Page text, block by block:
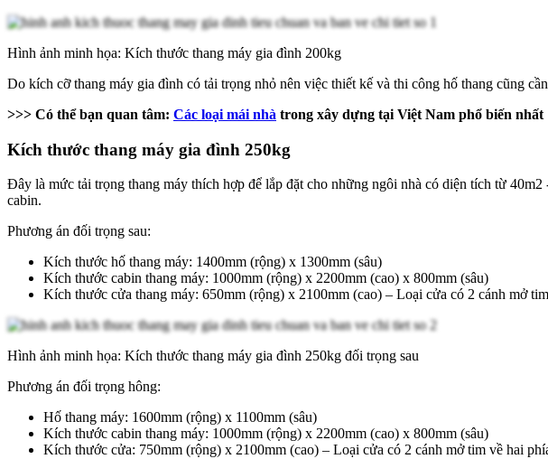
Hình ảnh minh họa: Kích thước thang máy gia đình 200kg
Do kích cỡ thang máy gia đình có tải trọng nhỏ nên việc thiết kế và thi công hố thang cũng
>>> Có thể bạn quan tâm: Các loại mái nhà trong xây dựng tại Việt Nam phổ biến nhất
Kích thước thang máy gia đình 250kg
Đây là mức tải trọng thang máy thích hợp để lắp đặt cho những ngôi nhà có diện tích từ
cabin.
Phương án đối trọng sau:
Kích thước hố thang máy: 1400mm (rộng) x 1300mm (sâu)
Kích thước cabin thang máy: 1000mm (rộng) x 2200mm (cao) x 800mm (sâu)
Kích thước cửa thang máy: 650mm (rộng) x 2100mm (cao) – Loại cửa có 2 cánh mở
Hình ảnh minh họa: Kích thước thang máy gia đình 250kg đối trọng sau
Phương án đối trọng hông:
Hố thang máy: 1600mm (rộng) x 1100mm (sâu)
Kích thước cabin thang máy: 1000mm (rộng) x 2200mm (cao) x 800mm (sâu)
Kích thước cửa: 750mm (rộng) x 2100mm (cao) – Loại cửa có 2 cánh mở tim về hai